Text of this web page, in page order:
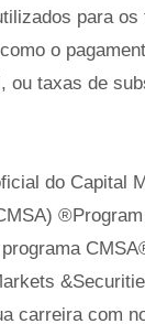
para
o
ou taxas de
do Capital
carreira com